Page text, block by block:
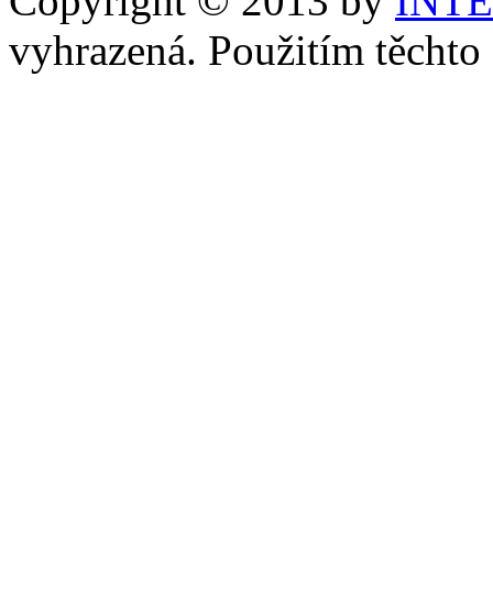
vyhrazená. Použitím